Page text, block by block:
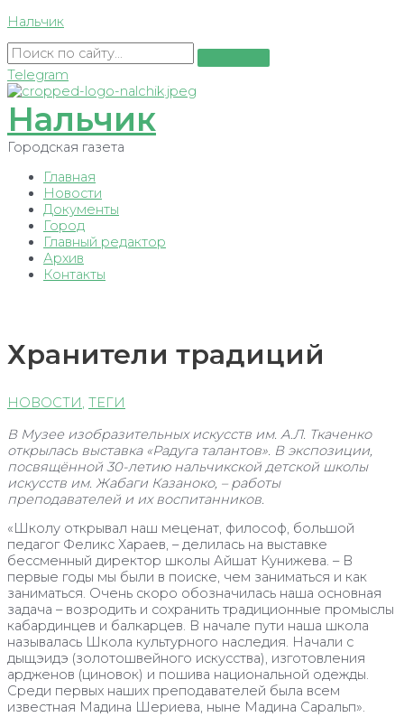
Перейти
содержимому
Нальчик
Telegram
Нальчик
Городская газета
Главная
Новости
Документы
Город
Главный редактор
Архив
Контакты
Хранители традиций
НОВОСТИ, ТЕГИ
В Музее изобразительных искусств им. А.Л. Ткаченко
открылась выставка «Радуга талантов». В экспозиции,
посвящённой 30-летию нальчикской детской школы
искусств им. Жабаги Казаноко, – работы
преподавателей и их воспитанников.
«Школу открывал наш меценат, философ, большой
педагог Феликс Хараев, – делилась на выставке
бессменный директор школы Айшат Кунижева. – В
первые годы мы были в поиске, чем заниматься и как
заниматься. Очень скоро обозначилась наша основная
задача – возродить и сохранить традиционные промыслы
кабардинцев и балкарцев. В начале пути наша школа
называлась Школа культурного наследия. Начали с
дыщэидэ (золотошвейного искусства), изготовления
ардженов (циновок) и пошива национальной одежды.
Среди первых наших преподавателей была всем
известная Мадина Шериева, ныне Мадина Саральп».